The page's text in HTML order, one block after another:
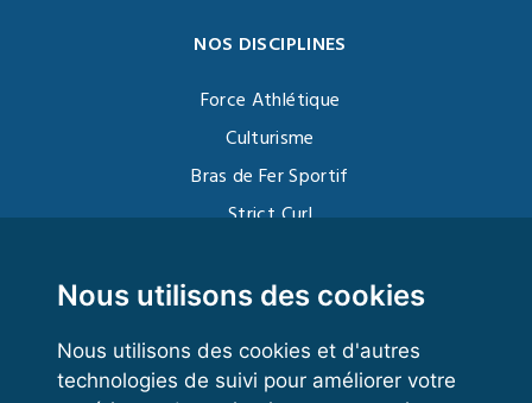
Nous utilisons des cookies
Nous utilisons des cookies et d'autres
technologies de suivi pour améliorer votre
NOS DISCIPLINES
Force Athlétique
Culturisme
Bras de Fer Sportif
Strict Curl
Kettlebell